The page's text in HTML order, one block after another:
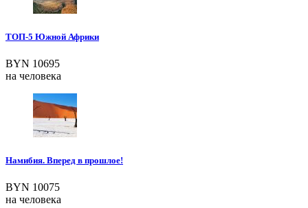
ТОП-5 Южной Африки
BYN 10695
на человека
Намибия. Вперед в прошлое!
BYN 10075
на человека